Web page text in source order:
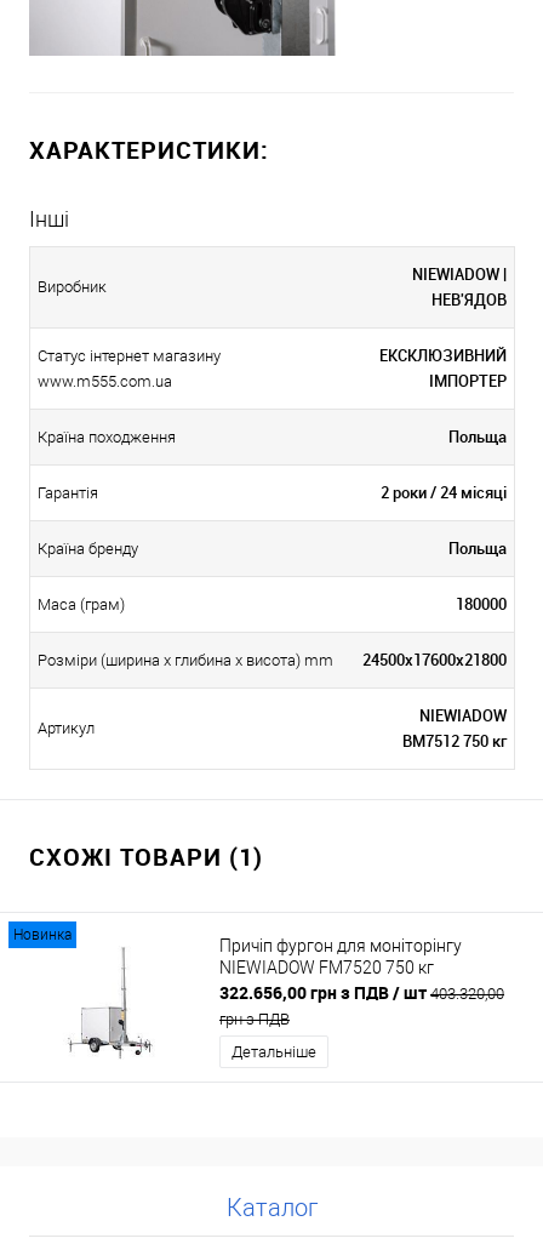
ХАРАКТЕРИСТИКИ:
Інші
Виробник
NIEWIADOW |
НЕВ'ЯДОВ
Статус інтернет магазину
www.m555.com.ua
ЕКСКЛЮЗИВНИЙ
ІМПОРТЕР
Країна походження Польща
Гарантія 2 роки / 24 місяці
Країна бренду Польща
Маса (грам) 180000
Розміри (ширина х глибина х висота) mm 24500x17600x21800
Артикул
NIEWIADOW
BM7512 750 кг
СХОЖІ ТОВАРИ (1)
Новинка
Причіп фургон для моніторінгу
NIEWIADOW FM7520 750 кг
322.656,00 грн з ПДВ/ шт 403.320,00
грн з ПДВ
Детальніше
Каталог